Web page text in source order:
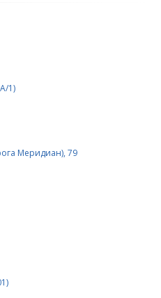
1)
Меридиан), 79